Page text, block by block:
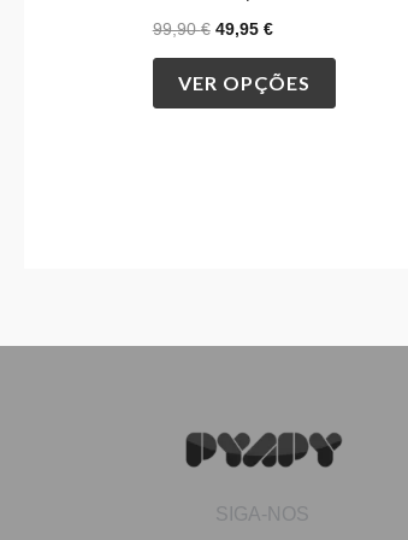
99,90€ 49,95 €
VER OPÇÕES
SIGA-NOS